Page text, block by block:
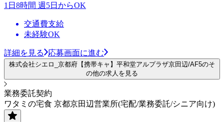
1日8時間 週5日からOK
交通費支給
未経験OK
詳細を見る 応募画面に進む
株式会社シエロ_京都府【携帯キャ】平和堂アルプラザ京田辺/AF5のそ
の他の求人を見る
業務委託契約
ワタミの宅食 京都京田辺営業所(宅配/業務委託/シニア向け)